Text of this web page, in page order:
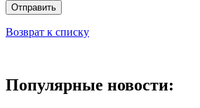
Отправить
Возврат к списку
Популярные новости: